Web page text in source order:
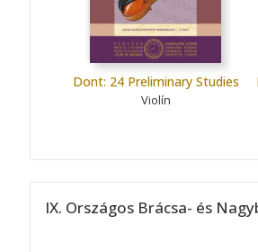
Dont: 24 Preliminary Studies
Violín
IX. Országos Brácsa- és